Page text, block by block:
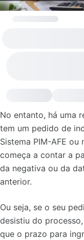
No entanto, há uma
tem um pedido de
Sistema PIM-AFE
começa a contar a
da negativa ou da
anterior.
Ou seja, se o seu
desistiu do
que o prazo para